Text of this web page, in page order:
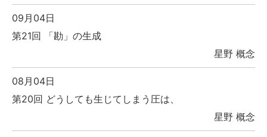
09月04日
第21回 「勘」の生成
星野 概念
08月04日
第20回 どうしても生じてしまう圧は、
星野 概念